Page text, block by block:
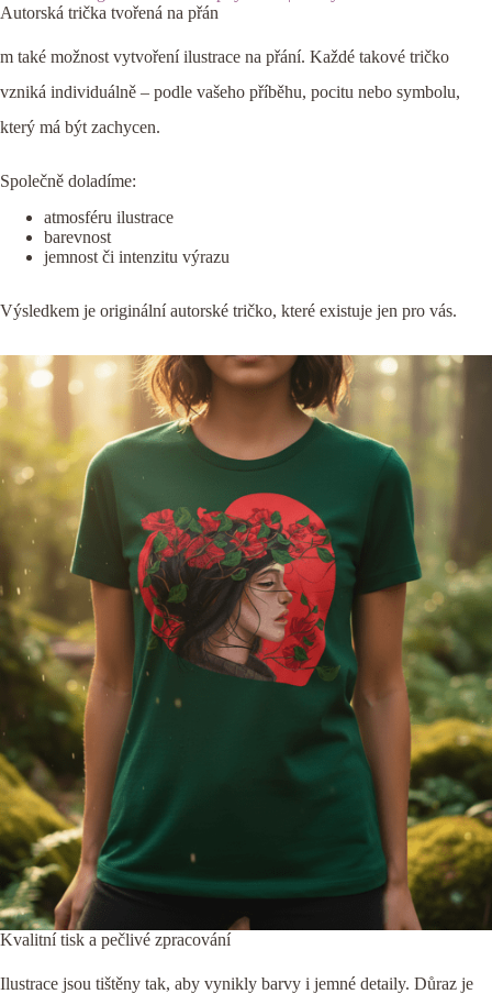
Autorská trička tvořená na přán
m také možnost vytvoření ilustrace na přání. Každé takové tričko
vzniká individuálně – podle vašeho příběhu, pocitu nebo symbolu,
který má být zachycen.
Společně doladíme:
atmosféru ilustrace
barevnost
jemnost či intenzitu výrazu
Výsledkem je originální autorské tričko, které existuje jen pro vás.
Kvalitní tisk a pečlivé zpracování
Ilustrace jsou tištěny tak, aby vynikly barvy i jemné detaily. Důraz je